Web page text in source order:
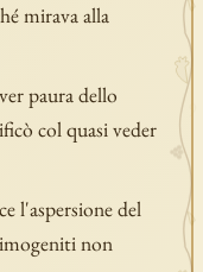
mirava alla
paura dello
col quasi veder
l'aspersione del
non